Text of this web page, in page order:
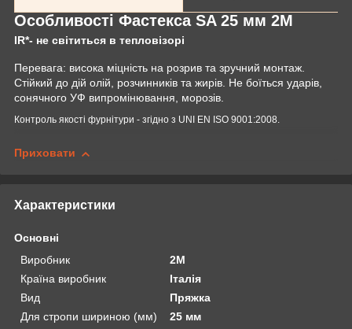
Особливості Фастекса SA 25 мм 2M
IR*- не світиться в тепловізорі
Перевага: висока міцність на розрив та зручний монтаж.
Стійкий до дій олій, розчинників та жирів. Не боїться ударів,
сонячного УФ випромінювання, морозів.
Контроль якості фурнітури - згідно з UNI EN ISO 9001:2008.
Приховати
Характеристики
Основні
Виробник
2М
Країна виробник
Італія
Вид
Пряжка
Для стропи шириною (мм)
25 мм